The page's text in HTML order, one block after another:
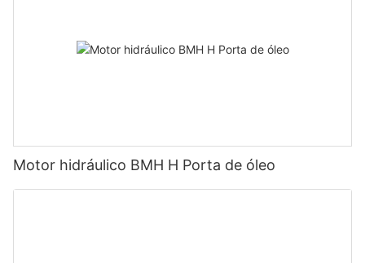
Motor hidráulico BMH H Porta de óleo